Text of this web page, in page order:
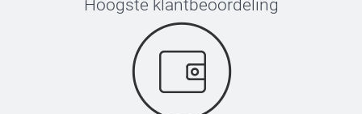
Hoogste klantbeoordeling